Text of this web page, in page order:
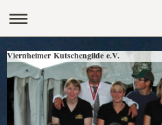
Viernheimer Kutschengilde e.V.